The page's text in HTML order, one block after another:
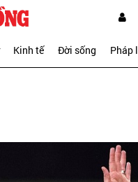
Kinh tế Đời sống Pháp